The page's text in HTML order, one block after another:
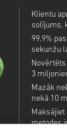
Klientu
solījums,
99,9%
sekunžu
3
Mazāk
nekā 10
Maksājiet
metodes